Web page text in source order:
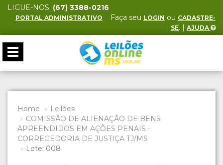
LIGUE-NOS: (67) 3388-0216
PORTAL ADMINISTRATIVO Faça seu LOGIN ou CADASTRE-
SE. | AJUDA
Toggle
navigation
Home
Leilões
COMISSÃO DE ALIENAÇÃO DE BENS
APREENDIDOS EM AÇÕES PENAIS -
CORREGEDORIA DE JUSTIÇA TJ/MS
Lote: 008